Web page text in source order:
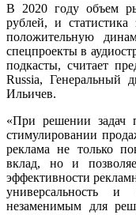
В 2020 году объем
рублей, и статистика
положительную
спецпроекты в
подкасты, считает
Russia, Генеральный
Ильичев.
«При решении задач
стимулировании
реклама не только
вклад, но и
эффективности
универсальность и
незаменимым для